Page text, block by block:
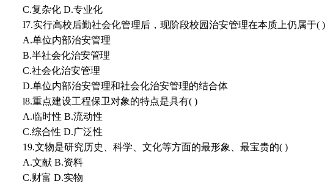
C.复杂化 D.专业化
I7.实行高校后勤社会化管理后，现阶段校园治安管理在本质上仍属于( )
A.单位内部治安管理
B.半社会化治安管理
C.社会化治安管理
D.单位内部治安管理和社会化治安管理的结合体
l8.重点建设工程保卫对象的特点是具有( )
A.临时性 B.流动性
C.综合性 D.广泛性
19.文物是研究历史、科学、文化等方面的最形象、最宝贵的( )
A.文献 B.资料
C.财富 D.实物